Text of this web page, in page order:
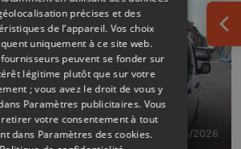
01/06/2026
précises et des
de l’appareil. Vos choix
uniquement à ce site web.
peuvent se fonder sur
légitime plutôt que sur votre
; vous avez le droit de vous y
Paramètres publicitaires. Vous
retirer votre consentement à tout
dans Paramètres des cookies.